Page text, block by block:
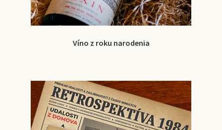
Víno z roku narodenia